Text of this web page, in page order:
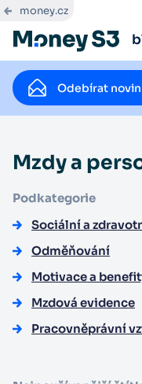
money.cz
Odebírat
Mzdy a
Podkategorie
Sociální a
Odměňování
Motivace a
Mzdová evidence
Pracovněprávní